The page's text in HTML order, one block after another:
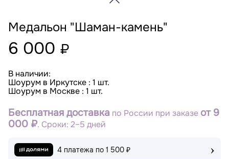
Медальон "Шаман-камень"
6 000 ₽
В наличии:
Шоурум в Иркутске : 1 шт.
Шоурум в Москве : 1 шт.
Бесплатная доставка по России при заказе от 9
000 ₽. Сроки: 2–5 дней
4 платежа по 1 500 ₽ ›